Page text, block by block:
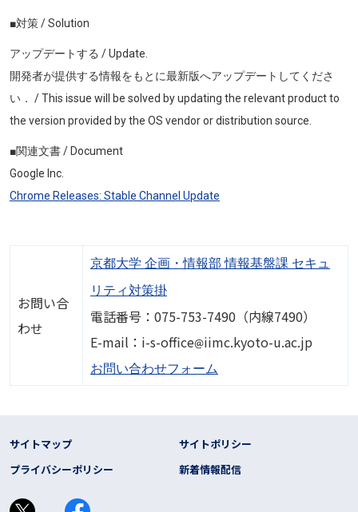
■対策 / Solution
アップデートする / Update.
開発者が提供する情報をもとに最新版へアップデートしてくださ
い． / This issue will be solved by updating the relevant product to
the version provided by the OS vendor or distribution source.
■関連文書 / Document
Google Inc.
Chrome Releases: Stable Channel Update
お問い合
わせ
京都大学 企画・情報部 情報基盤課 セキュ
リティ対策掛
電話番号：075-753-7490（内線7490）
E-mail：i-s-office画像iimc.kyoto-u.ac.jp
お問い合わせフォーム
フッター リンク
サイトマップ
サイトポリシー
プライバシーポリシー
新着情報配信